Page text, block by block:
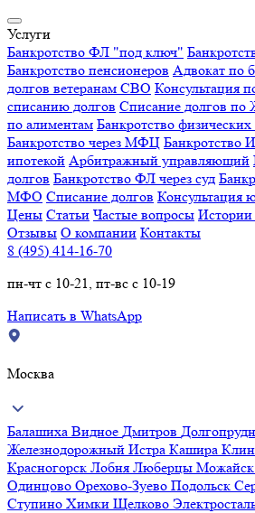
Услуги
Банкротство ФЛ "под ключ"
Банкротство пенсионеров Адвокат по
долгов ветеранам СВО Консультация
списанию долгов Списание долгов
по алиментам Банкротство
Банкротство через МФЦ Банкротство
ипотекой Арбитражный управляющий
долгов Банкротство ФЛ через суд
МФО Списание долгов Консультация
Цены Статьи Частые вопросы Истории
Отзывы О компании Контакты
8 (495) 414-16-70
пн-чт с 10-21, пт-вс с 10-19
Написать в WhatsApp
Москва
Балашиха Видное Дмитров
Железнодорожный Истра Кашира Клин
Красногорск Лобня Люберцы Можайск
Одинцово Орехово-Зуево Подольск
Ступино Химки Щелково